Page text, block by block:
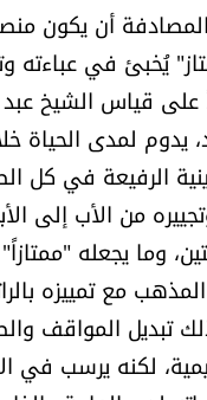
أن يكون
يُخبئ في عباءته
قياس الشيخ عبد
يدوم لمدى الحياة
الرفيعة في كل
من الأب إلى
وما يجعله
مع تمييزه
تبديل المواقف
لكنه يرسب في